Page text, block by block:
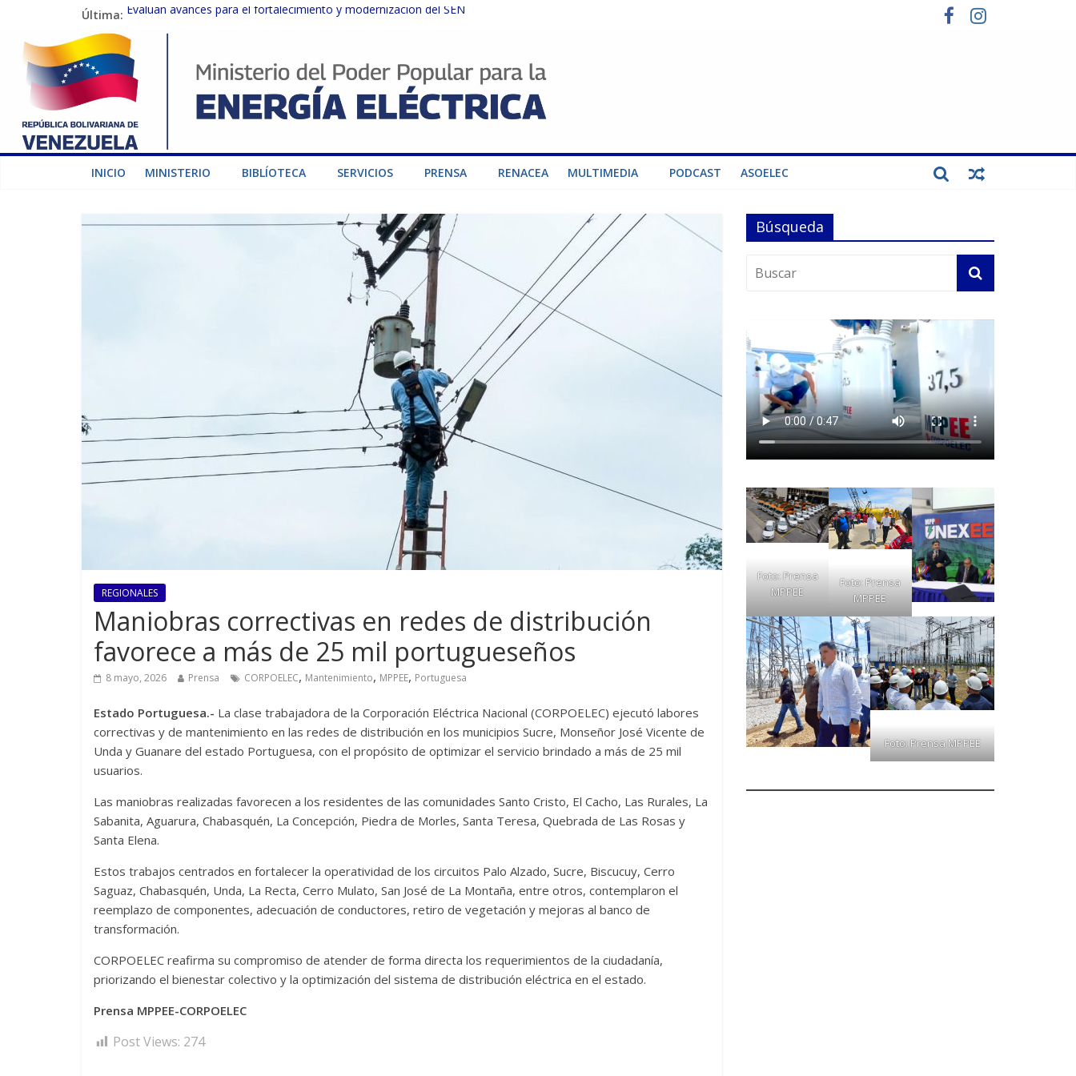
Última: Evalúan avances para el fortalecimiento y modernización del SEN
Inspeccionan trabajos de rehabilitación en instalaciones del SEN en Carabobo
Gobierno Nacional activa plan preventivo para fortalecer el SEN ante el fenómeno de El Niño
Termocarabobo recupera el 50% de su capacidad de generación para fortalecer el SEN
Condecoran a trabajadores del sector eléctrico por su heroica labor tras el doble sismo del 24-J
INICIO MINISTERIO BIBLÍOTECA SERVICIOS PRENSA RENACEA MULTIMEDIA PODCAST ASOELEC
REGIONALES
Maniobras correctivas en redes de distribución
favorece a más de 25 mil portugueseños
8 mayo, 2026 Prensa CORPOELEC, Mantenimiento, MPPEE, Portuguesa
Estado Portuguesa.- La clase trabajadora de la Corporación Eléctrica Nacional (CORPOELEC) ejecutó labores
correctivas y de mantenimiento en las redes de distribución en los municipios Sucre, Monseñor José Vicente de
Unda y Guanare del estado Portuguesa, con el propósito de optimizar el servicio brindado a más de 25 mil
usuarios.
Las maniobras realizadas favorecen a los residentes de las comunidades Santo Cristo, El Cacho, Las Rurales, La
Sabanita, Aguarura, Chabasquén, La Concepción, Piedra de Morles, Santa Teresa, Quebrada de Las Rosas y
Santa Elena.
Estos trabajos centrados en fortalecer la operatividad de los circuitos Palo Alzado, Sucre, Biscucuy, Cerro
Saguaz, Chabasquén, Unda, La Recta, Cerro Mulato, San José de La Montaña, entre otros, contemplaron el
reemplazo de componentes, adecuación de conductores, retiro de vegetación y mejoras al banco de
transformación.
CORPOELEC reafirma su compromiso de atender de forma directa los requerimientos de la ciudadanía,
priorizando el bienestar colectivo y la optimización del sistema de distribución eléctrica en el estado.
Prensa MPPEE-CORPOELEC
Post Views: 274
Búsqueda
Foto: Prensa
MPPEE
Foto: Prensa
MPPEE
Foto: Prensa MPPEE